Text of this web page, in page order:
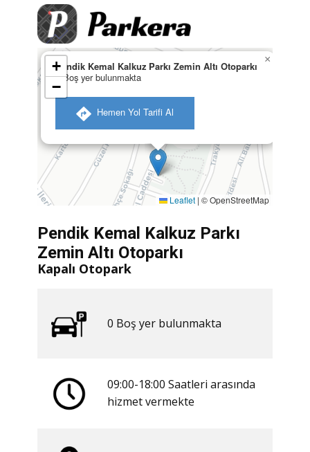
Pendik Kemal Kalkuz Parkı Zemin Altı Otoparkı
0 Boş yer bulunmakta
​ Hemen Yol Tarifi Al
×
+
−
Leaflet | © OpenStreetMap
Pendik Kemal Kalkuz Parkı
Zemin Altı Otoparkı
Kapalı Otopark
0 ​​Boş yer bulunmakta
09:00-18:00 Saatleri arasında
​hizmet vermekte